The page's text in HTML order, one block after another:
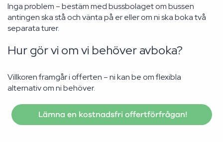
Inga problem – bestäm med bussbolaget om bussen
antingen ska stå och vänta på er eller om ni ska boka två
separata turer.
Hur gör vi om vi behöver avboka?
Villkoren framgår i offerten – ni kan be om flexibla
alternativ om ni behöver.
Lämna en kostnadsfri offertförfrågan!